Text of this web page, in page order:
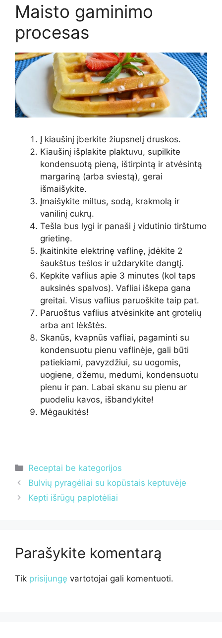
Maisto gaminimo
procesas
Į kiaušinį įberkite žiupsnelį druskos.
Kiaušinį išplakite plaktuvu, supilkite
kondensuotą pieną, ištirpintą ir atvėsintą
margariną (arba sviestą), gerai
išmaišykite.
Įmaišykite miltus, sodą, krakmolą ir
vanilinį cukrų.
Tešla bus lygi ir panaši į vidutinio tirštumo
grietinę.
Įkaitinkite elektrinę vaflinę, įdėkite 2
šaukštus tešlos ir uždarykite dangtį.
Kepkite vaflius apie 3 minutes (kol taps
auksinės spalvos). Vafliai iškepa gana
greitai. Visus vaflius paruoškite taip pat.
Paruoštus vaflius atvėsinkite ant grotelių
arba ant lėkštės.
Skanūs, kvapnūs vafliai, pagaminti su
kondensuotu pienu vaflinėje, gali būti
patiekiami, pavyzdžiui, su uogomis,
uogiene, džemu, medumi, kondensuotu
pienu ir pan. Labai skanu su pienu ar
puodeliu kavos, išbandykite!
Mėgaukitės!
Kategorijos
Receptai be kategorijos
Bulvių pyragėliai su kopūstais keptuvėje
Kepti išrūgų paplotėliai
Parašykite komentarą
Tik prisijungę vartotojai gali komentuoti.